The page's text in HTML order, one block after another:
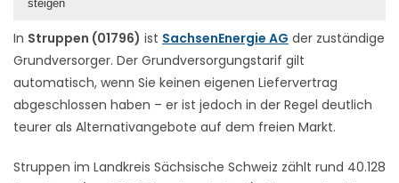
In Struppen (01796) ist SachsenEnergie AG der zuständige
Grundversorger. Der Grundversorgungstarif gilt
automatisch, wenn Sie keinen eigenen Liefervertrag
abgeschlossen haben – er ist jedoch in der Regel deutlich
teurer als Alternativangebote auf dem freien Markt.
Struppen im Landkreis Sächsische Schweiz zählt rund 40.128
steigen